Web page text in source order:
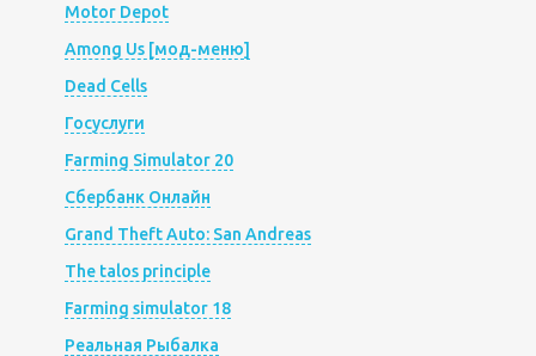
Motor Depot
Among Us [мод-меню]
Dead Cells
Госуслуги
Farming Simulator 20
Сбербанк Онлайн
Grand Theft Auto: San Andreas
The talos principle
Farming simulator 18
Реальная Рыбалка